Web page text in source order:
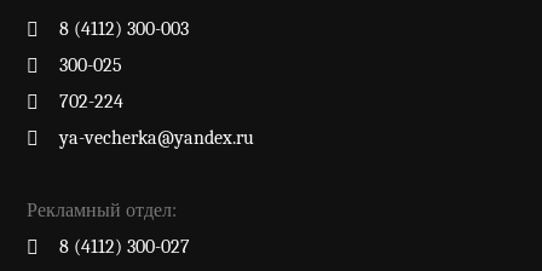
8 (4112) 300-003
300-025
702-224
ya-vecherka@yandex.ru
Рекламный отдел:
8 (4112) 300-027